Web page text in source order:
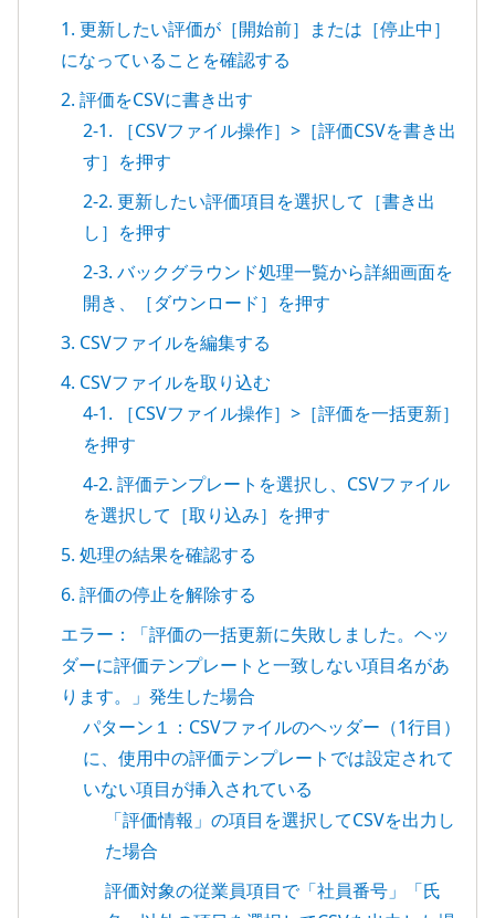
1. 更新したい評価が［開始前］または［停止中］
になっていることを確認する
2. 評価をCSVに書き出す
2-1. ［CSVファイル操作］>［評価CSVを書き出
す］を押す
2-2. 更新したい評価項目を選択して［書き出
し］を押す
2-3. バックグラウンド処理一覧から詳細画面を
開き、［ダウンロード］を押す
3. CSVファイルを編集する
4. CSVファイルを取り込む
4-1. ［CSVファイル操作］>［評価を一括更新］
を押す
4-2. 評価テンプレートを選択し、CSVファイル
を選択して［取り込み］を押す
5. 処理の結果を確認する
6. 評価の停止を解除する
エラー：「評価の一括更新に失敗しました。ヘッ
ダーに評価テンプレートと一致しない項目名があ
ります。」発生した場合
パターン１：CSVファイルのヘッダー（1行目）
に、使用中の評価テンプレートでは設定されて
いない項目が挿入されている
「評価情報」の項目を選択してCSVを出力し
た場合
評価対象の従業員項目で「社員番号」「氏